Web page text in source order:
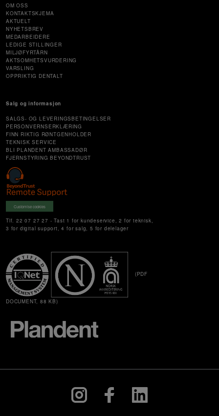
OM OSS
KONTAKTSKJEMA
AKTUELT
NYHETSBREV
MEDARBEIDERE
LEDIGE STILLINGER
MILJØFYRTÅRN
AKTSOMHETSVURDERING
VARSLING
OPPRIKTIG DENTALT
Salg og informasjon
SALGS- OG LEVERINGSBETINGELSER
PERSONVERNSERKLÆRING
FINN RIKTIG RØNTGENHOLDER
TEKNISK SERVICE
BLI PLANDENT AMBASSADØR
FJERNSTYRING BEYONDTRUST
Customise cookies
Tlf. 22 07 27 27 - Tast 1 for kundeservice, 2 for teknisk,
3 for digital support, 4 for salg, 5 for delelager
(PDF
DOCUMENT, 88 KB)